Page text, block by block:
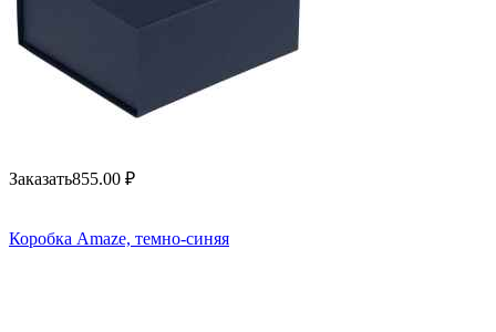
Заказать855.00 ₽
Коробка Amaze, темно-синяя